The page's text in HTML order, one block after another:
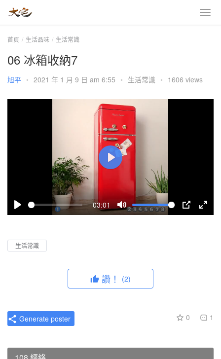
首頁 生活品味 生活常識
06 冰箱收納7
旭平 • 2021 年 1 月 9 日 am 6:55 • 生活常識 • 1606 views
P
a
03:01
M
P
E
l
c
P
a
y
生活常識
讚！ (2)
0 1
Generate poster